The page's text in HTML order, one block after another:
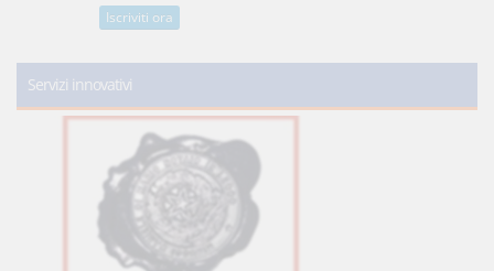
Iscriviti ora
Servizi innovativi